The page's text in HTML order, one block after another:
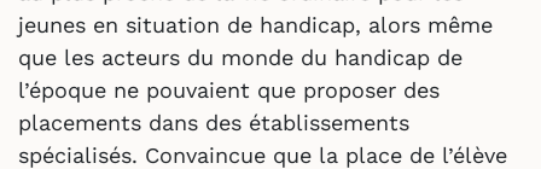
jeunes en situation de handicap, alors même
que les acteurs du monde du handicap de
l’époque ne pouvaient que proposer des
placements dans des établissements
spécialisés. Convaincue que la place de l’élève